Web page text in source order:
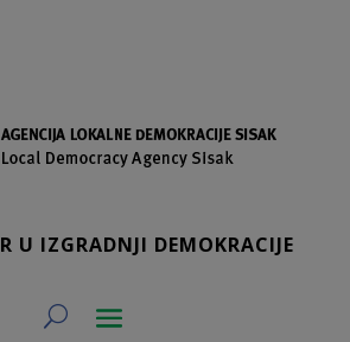
U IZGRADNJI DEMOKRACIJE